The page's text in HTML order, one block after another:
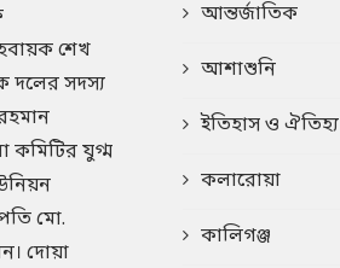
শেখ
দলের সদস্য
কমিটির যুগ্ম
মো.
দোয়া
আন্তর্জাতিক
আশাশুনি
ইতিহাস ও ঐতিহ্য
কলারোয়া
কালিগঞ্জ